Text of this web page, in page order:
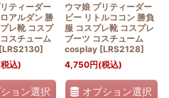
ティーダー
アルダン 勝
レ靴 コスプ
スチューム
[LRS2130]
込)
ョン選択
ウマ娘 プリティーダー
ビー リトルココン 勝負
服 コスプレ靴 コスプレ
ブーツ コスチューム
cosplay [LRS2128]
4,750円(税込)
オプション選択